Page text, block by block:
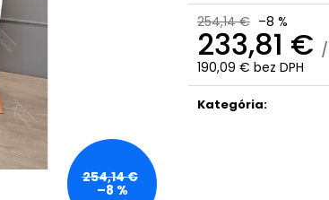
254,14 € –8 %
233,81 €
190,09 € bez DPH
Jednotková
cena:
Kategória:
254,14 €
–8 %